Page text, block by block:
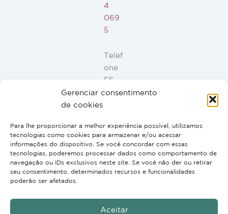
Gerenciar consentimento
de cookies
Para lhe proporcionar a melhor experiência possível, utilizamos
tecnologias como cookies para armazenar e/ou acessar
informações do dispositivo. Se você concordar com essas
tecnologias, poderemos processar dados como comportamento de
navegação ou IDs exclusivos neste site. Se você não der ou retirar
seu consentimento, determinados recursos e funcionalidades
poderão ser afetados.
Aceitar
4
069
5
Telef
one
ES,
FR,
+34
946
44